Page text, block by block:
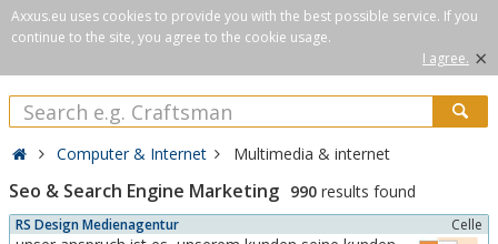
Axxus.eu uses cookies to provide you with the best possible service. If you
continue to the site, you agree to the cookie usage.
I agree. ×
Computer & Internet Multimedia & internet
Seo & Search Engine Marketing 990 results found
RS Design Medienagentur Celle